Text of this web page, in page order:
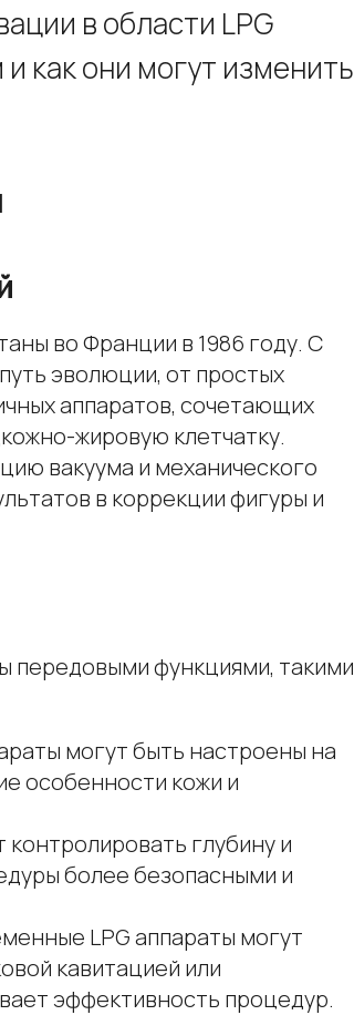
в области LPG
как они могут изменить
во Франции в 1986 году. С
эволюции, от простых
аппаратов, сочетающих
жировую клетчатку.
вакуума и механического
в коррекции фигуры и
передовыми функциями, такими
могут быть настроены на
особенности кожи и
глубину и
более безопасными и
LPG аппараты могут
кавитацией или
эффективность процедур.